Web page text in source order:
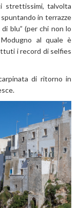
strettissimi, talvolta
in terrazze
blu” (per chi non lo
al quale è
i record di selfies
di ritorno in